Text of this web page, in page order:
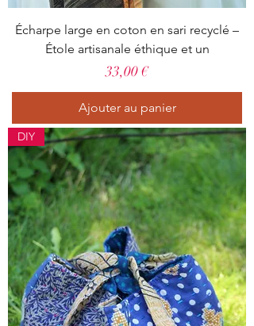
Écharpe large en coton en sari recyclé –
Étole artisanale éthique et un
Prix
33,00 €
Ajouter au panier
DIY